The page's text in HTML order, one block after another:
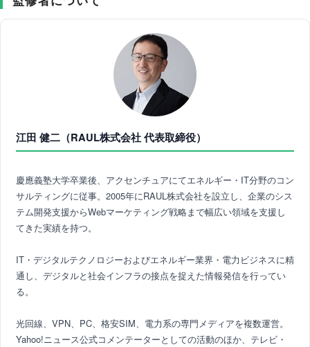
江田 健二（RAUL株式会社 代表取締役）
慶應義塾大学卒業後、アクセンチュアにてエネルギー・IT分野のコン
サルティングに従事。2005年にRAUL株式会社を設立し、企業のシス
テム開発支援からWebマーケティング戦略まで幅広い領域を支援し
てきた実績を持つ。
IT・デジタルテクノロジーおよびエネルギー業界・電力ビジネスに精
通し、デジタルと社会インフラの接点を捉えた情報発信を行ってい
る。
光回線、VPN、PC、格安SIM、電力系の専門メディアを複数運営。
Yahoo!ニュース公式コメンテーターとしての活動のほか、テレビ・